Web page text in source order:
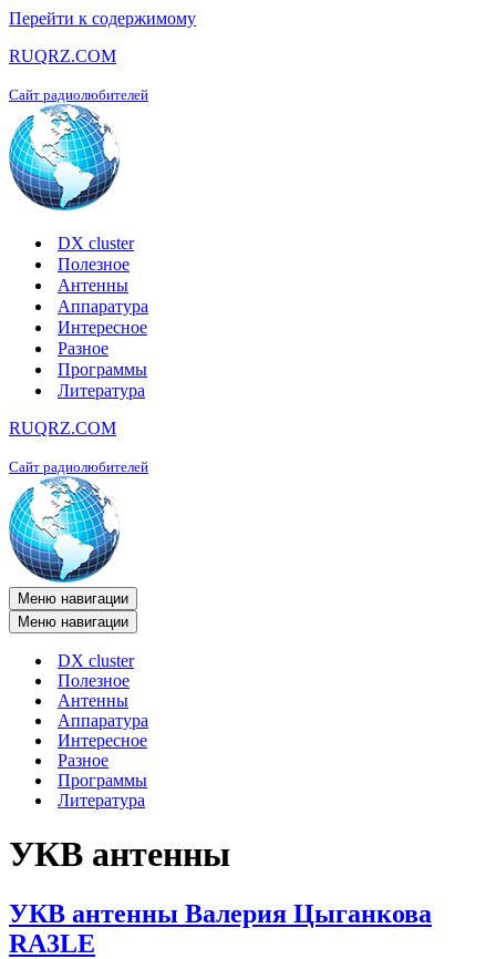
Перейти к содержимому
RUQRZ.COM
Сайт радиолюбителей
DX cluster
Полезное
Антенны
Аппаратура
Интересное
Разное
Программы
Литература
RUQRZ.COM
Сайт радиолюбителей
Меню навигации
Меню навигации
DX cluster
Полезное
Антенны
Аппаратура
Интересное
Разное
Программы
Литература
УКВ антенны
УКВ антенны Валерия Цыганкова
RA3LE